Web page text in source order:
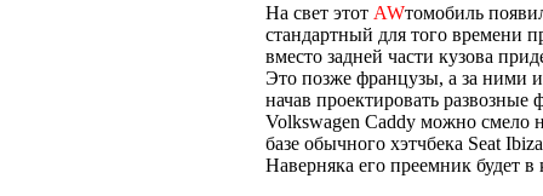
На свет этот AWтомобиль
стандартный для того времени
вместо задней части кузова
Это позже французы, а за ними
начав проектировать
Volkswagen Caddy можно смело
базе обычного хэтчбека Seat
Наверняка его преемник будет